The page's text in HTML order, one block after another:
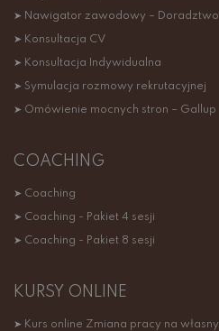
➤ Nawigator zawodowy –
➤ Konsultacja CV
➤ Konsultacja Indywidualna
➤ Symulacja rozmowy rekrutacyjnej
➤ Omówienie mocnych stron – Gallup
COACHING
➤ Coaching
➤ Coaching - Pakiet 4 sesji
➤ Coaching - Pakiet 8 sesji
KURSY ONLINE
➤ Kurs online Zmiana pracy na